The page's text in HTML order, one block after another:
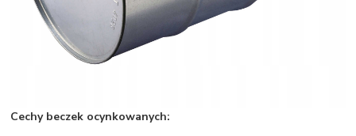
Cechy beczek ocynkowanych: